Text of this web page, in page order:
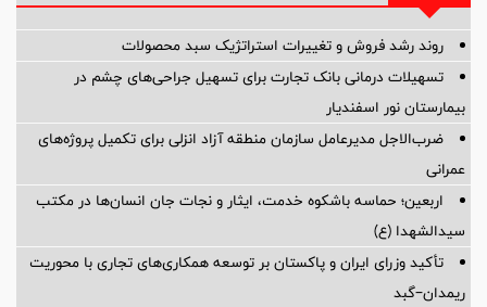
روند رشد فروش و تغییرات استراتژیک سبد محصولات
تسهیلات درمانی بانک تجارت برای تسهیل جراحی‌های چشم در
بیمارستان نور اسفندیار
ضرب‌الاجل مدیرعامل سازمان منطقه آزاد انزلی برای تكمیل پروژه‌های
عمرانی
اربعین؛ حماسه باشکوه خدمت، ایثار و نجات جان انسان‌ها در مکتب
سیدالشهدا (ع)
تأکید وزرای ایران و پاکستان بر توسعه همکاری‌های تجاری با محوریت
ریمدان–گبد